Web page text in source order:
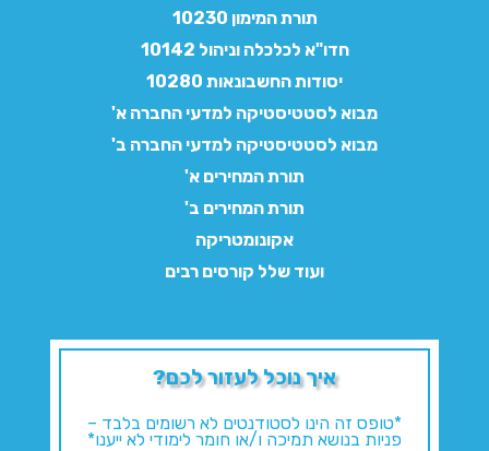
תורת המימון 10230
חדו"א לכלכלה וניהול 10142
יסודות החשבונאות 10280
מבוא לסטטיסטיקה למדעי החברה א'
מבוא לסטטיסטיקה למדעי החברה ב'
תורת המחירים א'
תורת המחירים ב'
אקונומטריקה
ועוד שלל קורסים רבים
איך נוכל לעזור לכם?
*טופס זה הינו לסטודנטים לא רשומים בלבד –
פניות בנושא תמיכה ו/או חומר לימודי לא ייענו*